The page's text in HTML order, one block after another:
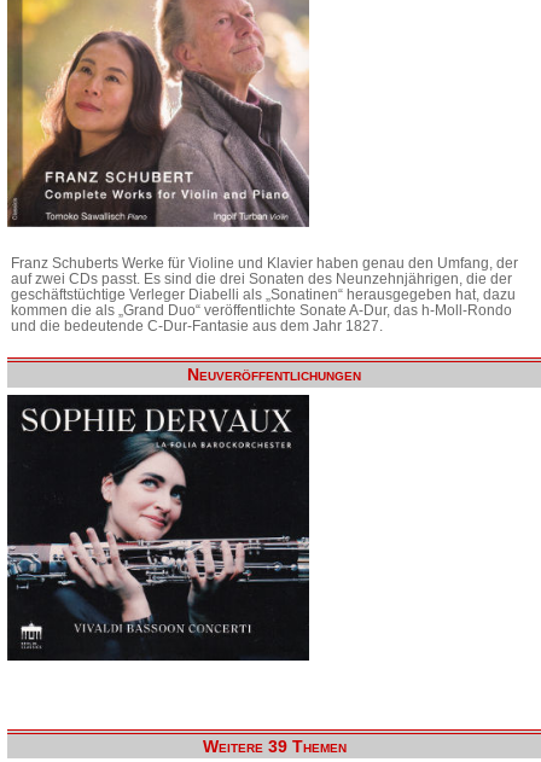
Franz Schuberts Werke für Violine und Klavier haben genau den Umfang, der
auf zwei CDs passt. Es sind die drei Sonaten des Neunzehnjährigen, die der
geschäftstüchtige Verleger Diabelli als „Sonatinen“ herausgegeben hat, dazu
kommen die als „Grand Duo“ veröffentlichte Sonate A-Dur, das h-Moll-Rondo
und die bedeutende C-Dur-Fantasie aus dem Jahr 1827.
Neuveröffentlichungen
Weitere 39 Themen